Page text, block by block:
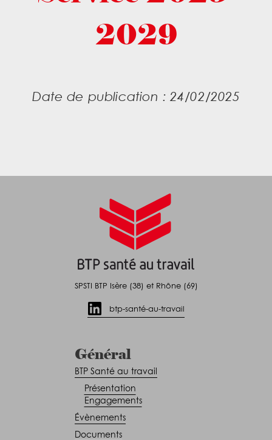
2029
Date de publication : 24/02/2025
SPSTI BTP Isère (38) et Rhône (69)
btp-santé-au-travail
Général
BTP Santé au travail
Présentation
Engagements
Évènements
Documents